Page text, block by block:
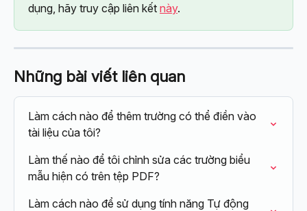
dụng, hãy truy cập liên kết này.
Những bài viết liên quan
Làm cách nào để thêm trường có thể điền vào
tài liệu của tôi?
Làm thế nào để tôi chỉnh sửa các trường biểu
mẫu hiện có trên tệp PDF?
Làm cách nào để sử dụng tính năng Tự động